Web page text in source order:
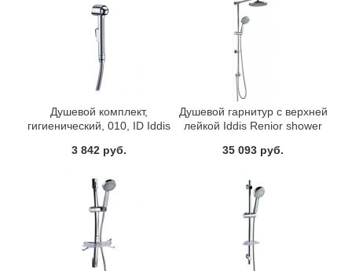
Душевой комплект,
гигиенический, 010, ID Iddis
3 842 руб.
Душевой гарнитур с верхней
лейкой Iddis Renior shower
35 093 руб.